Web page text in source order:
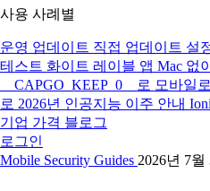
사용 사례별
운영 업데이트 직접 업데이트 설
테스트 화이트 레이블 앱 Mac 없
__CAPGO_KEEP_0__로 모바일
로 2026년 인공지능 이주 안내
기업 가격 블로그
로그인
Mobile Security Guides 2026년 7월